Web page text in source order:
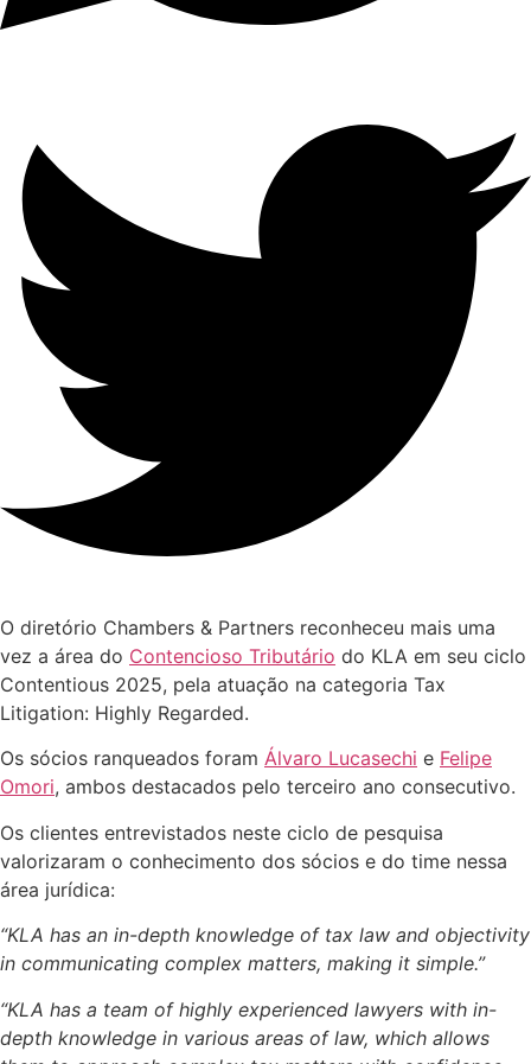
O diretório Chambers & Partners reconheceu mais uma
vez a área do Contencioso Tributário do KLA em seu ciclo
Contentious 2025, pela atuação na categoria Tax
Litigation: Highly Regarded.
Os sócios ranqueados foram Álvaro Lucasechi e Felipe
Omori, ambos destacados pelo terceiro ano consecutivo.
Os clientes entrevistados neste ciclo de pesquisa
valorizaram o conhecimento dos sócios e do time nessa
área jurídica:
“KLA has an in-depth knowledge of tax law and objectivity
in communicating complex matters, making it simple.”
“KLA has a team of highly experienced lawyers with in-
depth knowledge in various areas of law, which allows